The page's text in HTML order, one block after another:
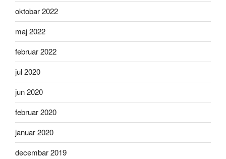
oktobar 2022
maj 2022
februar 2022
jul 2020
jun 2020
februar 2020
januar 2020
decembar 2019